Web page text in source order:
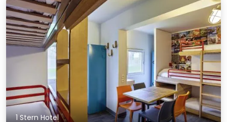
1 Stern Hotel